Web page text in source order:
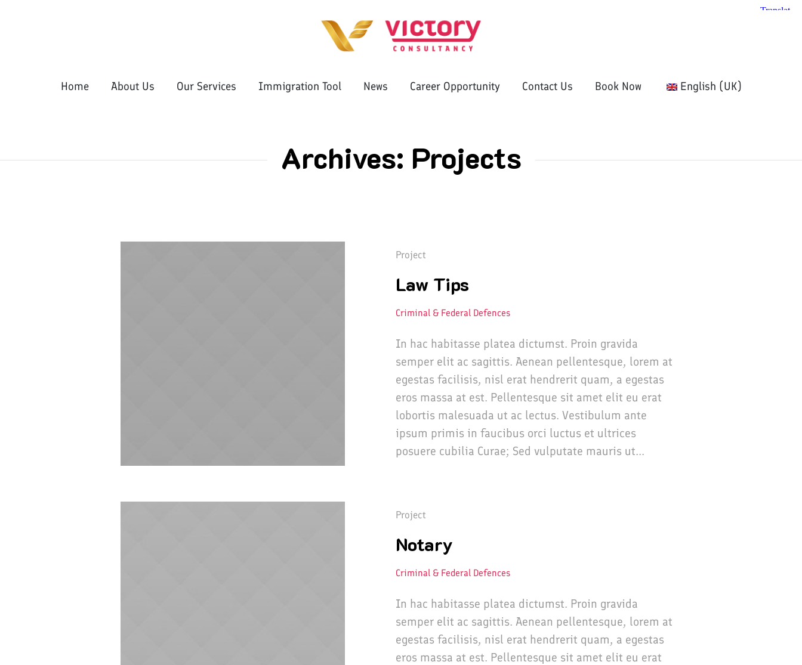
Home About Us Our Services Immigration Tool News Career Opportunity Contact Us Book Now English (UK)
Archives: Projects
Project
Law Tips
Criminal & Federal Defences
In hac habitasse platea dictumst. Proin gravida
semper elit ac sagittis. Aenean pellentesque, lorem at
egestas facilisis, nisl erat hendrerit quam, a egestas
eros massa at est. Pellentesque sit amet elit eu erat
lobortis malesuada ut ac lectus. Vestibulum ante
ipsum primis in faucibus orci luctus et ultrices
posuere cubilia Curae; Sed vulputate mauris ut...
Project
Notary
Criminal & Federal Defences
In hac habitasse platea dictumst. Proin gravida
semper elit ac sagittis. Aenean pellentesque, lorem at
egestas facilisis, nisl erat hendrerit quam, a egestas
eros massa at est. Pellentesque sit amet elit eu erat